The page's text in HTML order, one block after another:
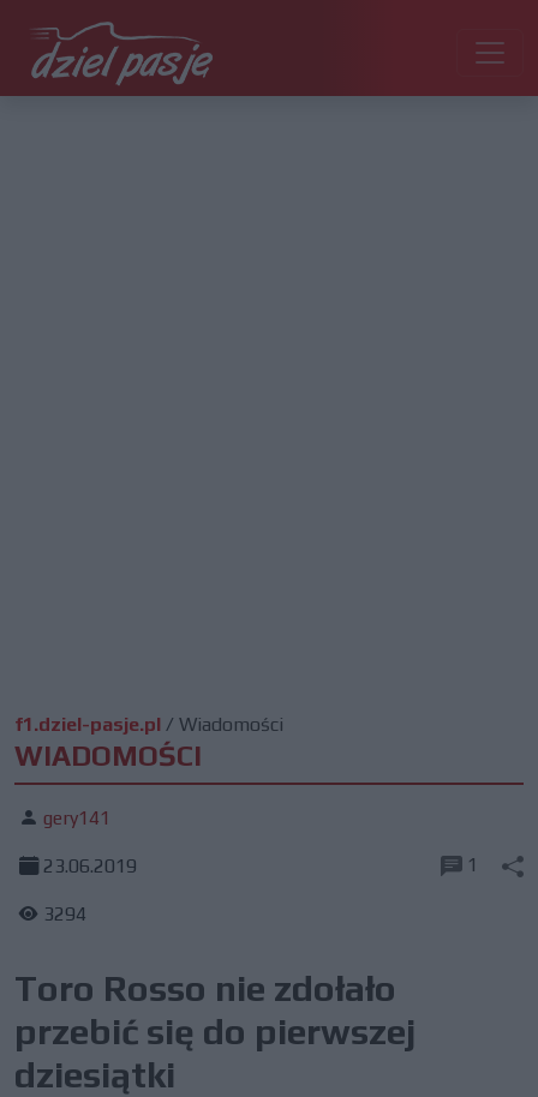
f1.dziel-pasje.pl / Wiadomości
WIADOMOŚCI
gery141
23.06.2019
3294
1
Toro Rosso nie zdołało
przebić się do pierwszej
dziesiątki